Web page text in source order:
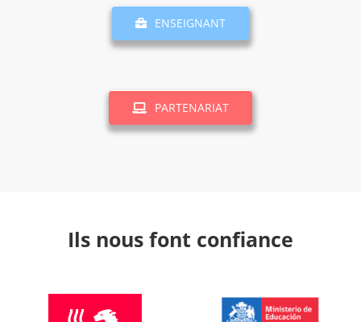
ENSEIGNANT
PARTENARIAT
Ils nous font confiance